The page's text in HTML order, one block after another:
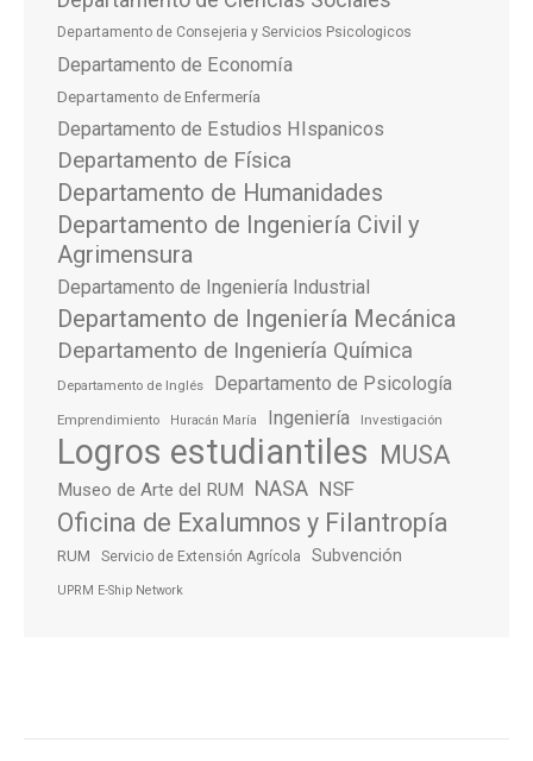
Departamento de Consejeria y Servicios Psicologicos
Departamento de Economía
Departamento de Enfermería
Departamento de Estudios HIspanicos
Departamento de Física
Departamento de Humanidades
Departamento de Ingeniería Civil y
Agrimensura
Departamento de Ingeniería Industrial
Departamento de Ingeniería Mecánica
Departamento de Ingeniería Química
Departamento de Inglés Departamento de Psicología
Emprendimiento Huracán María Ingeniería Investigación
Logros estudiantiles MUSA
Museo de Arte del RUM NASA NSF
Oficina de Exalumnos y Filantropía
RUM Servicio de Extensión Agrícola Subvención
UPRM E-Ship Network